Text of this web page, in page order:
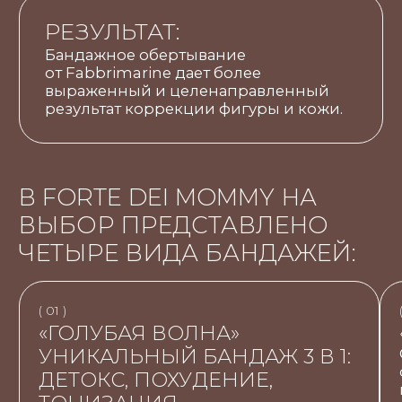
В FORTE DEI MOMMY НА
ВЫБОР ПРЕДСТАВЛЕНО
ЧЕТЫРЕ ВИДА БАНДАЖЕЙ:
лимфооттока.
Создают дренажный эффект
Моделируют силуэт
Укрепляют сосуды
Тонизируют кожу
ОСНОВНЫЕ АКТИВНЫЕ ИНГРЕДИЕНТЫ
Экстракты голубых водорослей с
Способствуют
Экстракт
Экстракт фукуса
vesiculosus)
Экстракт
Digitata Extract)